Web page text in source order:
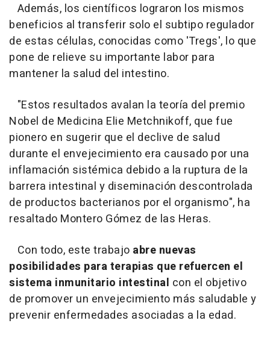
Además, los científicos lograron los mismos
beneficios al transferir solo el subtipo regulador
de estas células, conocidas como 'Tregs', lo que
pone de relieve su importante labor para
mantener la salud del intestino.
"Estos resultados avalan la teoría del premio
Nobel de Medicina Elie Metchnikoff, que fue
pionero en sugerir que el declive de salud
durante el envejecimiento era causado por una
inflamación sistémica debido a la ruptura de la
barrera intestinal y diseminación descontrolada
de productos bacterianos por el organismo", ha
resaltado Montero Gómez de las Heras.
Con todo, este trabajo abre nuevas
posibilidades para terapias que refuercen el
sistema inmunitario intestinal con el objetivo
de promover un envejecimiento más saludable y
prevenir enfermedades asociadas a la edad.